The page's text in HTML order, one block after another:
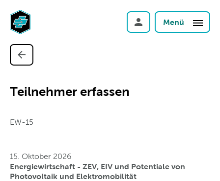
Menü
Teilnehmer erfassen
EW-15
15. Oktober 2026
Energiewirtschaft - ZEV, EIV und Potentiale von
Photovoltaik und Elektromobilität